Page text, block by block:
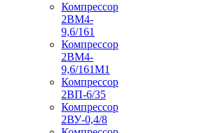
Компрессор
2ВМ4-
9,6/161
Компрессор
2ВМ4-
9,6/161М1
Компрессор
2ВП-6/35
Компрессор
2ВУ-0,4/8